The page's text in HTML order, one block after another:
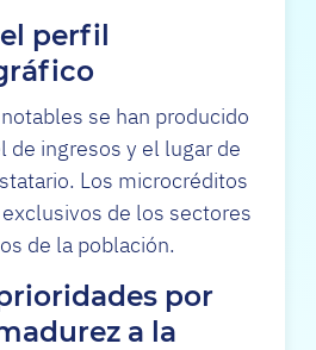
perfil
se han producido
de ingresos y el lugar de
Los microcréditos
de los sectores
de la población.
por
a la